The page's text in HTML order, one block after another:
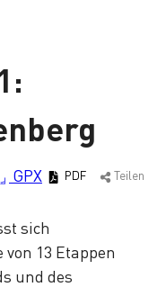
GPX PDF Teilen
sich
13 Etappen
und des